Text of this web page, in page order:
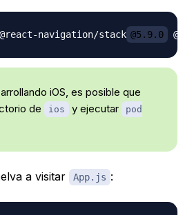
@react-navigation/stack @5.9.0
iOS, es posible que
de
ios y ejecutar
pod
a visitar App.js :